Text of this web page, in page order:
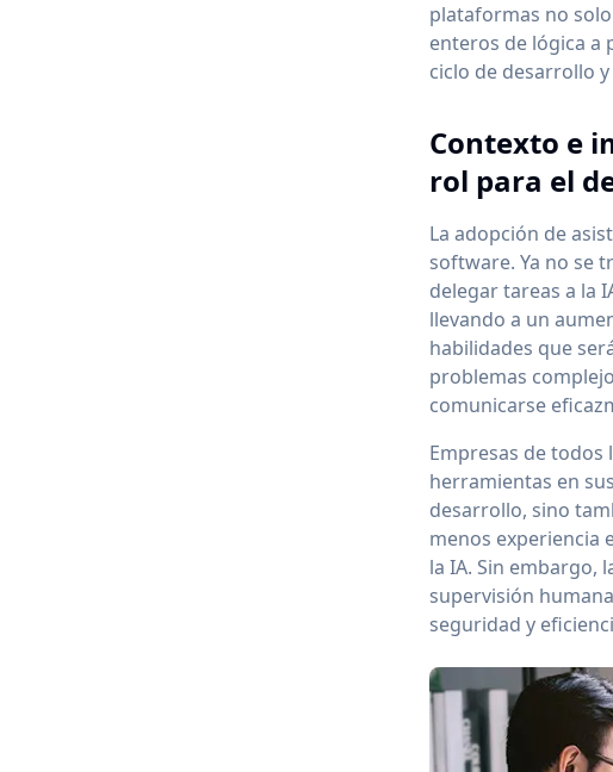
plataformas no
enteros de lógica a
ciclo de desarrollo
Contexto e
rol para el
La adopción de
software. Ya no se
delegar tareas a la
llevando a un
habilidades que
problemas
comunicarse
Empresas de
herramientas en
desarrollo, sino
menos experiencia
la IA. Sin embargo,
supervisión
seguridad y